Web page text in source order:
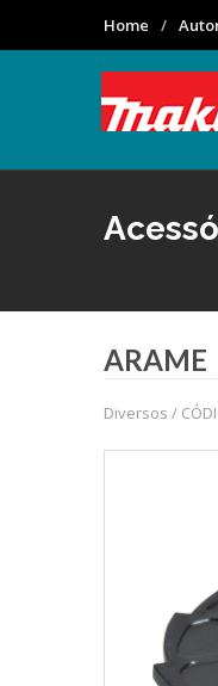
Home
ARAME
Diversos /